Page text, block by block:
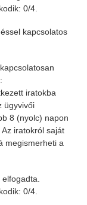
0/4.
kapcsolatos
iratokba
ügyvivői
8 (nyolc) napon
iratokról saját
megismerheti a
0/4.